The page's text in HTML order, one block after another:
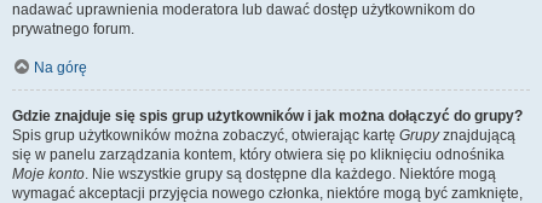
nadawać uprawnienia moderatora lub dawać dostęp użytkownikom do
prywatnego forum.
Na górę
Gdzie znajduje się spis grup użytkowników i jak można dołączyć do grupy?
Spis grup użytkowników można zobaczyć, otwierając kartę Grupyznajdującą
się w panelu zarządzania kontem, który otwiera się po kliknięciu odnośnika
Moje konto. Nie wszystkie grupy są dostępne dla każdego. Niektóre mogą
wymagać akceptacji przyjęcia nowego członka, niektóre mogą być zamknięte,